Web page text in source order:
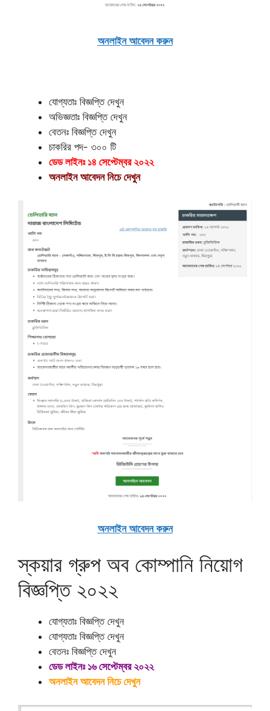
অনলাইন আবেদন করুন
যোগ্যতাঃ বিজ্ঞপ্তি দেখুন
অভিজ্ঞতাঃ বিজ্ঞপ্তি দেখুন
বেতনঃ বিজ্ঞপ্তি দেখুন
চাকরির পদ- ৩০০ টি
ডেড লাইনঃ ১৪ সেপ্টেম্বর ২০২২
অনলাইন আবেদন নিচে দেখুন
অনলাইন আবেদন করুন
স্কয়ার গ্রুপ অব কোম্পানি নিয়োগ
বিজ্ঞপ্তি ২০২২
যোগ্যতাঃ বিজ্ঞপ্তি দেখুন
যোগ্যতাঃ বিজ্ঞপ্তি দেখুন
বেতনঃ বিজ্ঞপ্তি দেখুন
ডেড লাইনঃ ১৬ সেপ্টেম্বর ২০২২
অনলাইন আবেদন নিচে দেখুন